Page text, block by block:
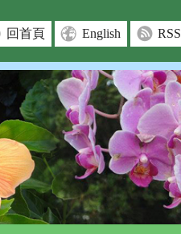
回首頁 English RSS